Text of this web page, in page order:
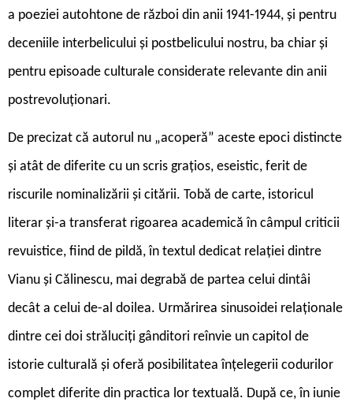
a poeziei autohtone de război din anii 1941-1944, și pentru
deceniile interbelicului și postbelicului nostru, ba chiar și
pentru episoade culturale considerate relevante din anii
postrevoluționari.
De precizat că autorul nu „acoperă” aceste epoci distincte
și atât de diferite cu un scris grațios, eseistic, ferit de
riscurile nominalizării și citării. Tobă de carte, istoricul
literar și-a transferat rigoarea academică în câmpul criticii
revuistice, fiind de pildă, în textul dedicat relației dintre
Vianu și Călinescu, mai degrabă de partea celui dintâi
decât a celui de-al doilea. Urmărirea sinusoidei relaționale
dintre cei doi străluciți gânditori reînvie un capitol de
istorie culturală și oferă posibilitatea înțelegerii codurilor
complet diferite din practica lor textuală. După ce, în iunie